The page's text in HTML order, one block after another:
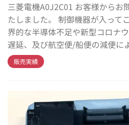
三菱電機A0J2C01 お客様からお
たしました。 制御機器が入って
界的な半導体不足や新型コロナ
遅延、及び航空便/船便の減便に
販売実績